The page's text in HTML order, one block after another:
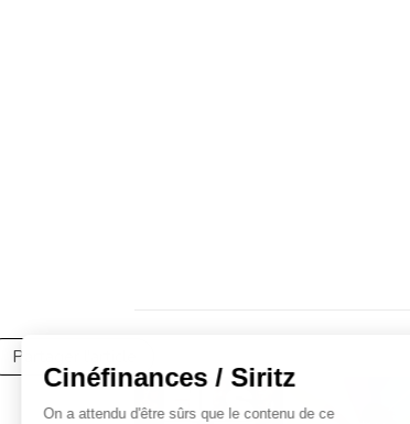
Partager l'article